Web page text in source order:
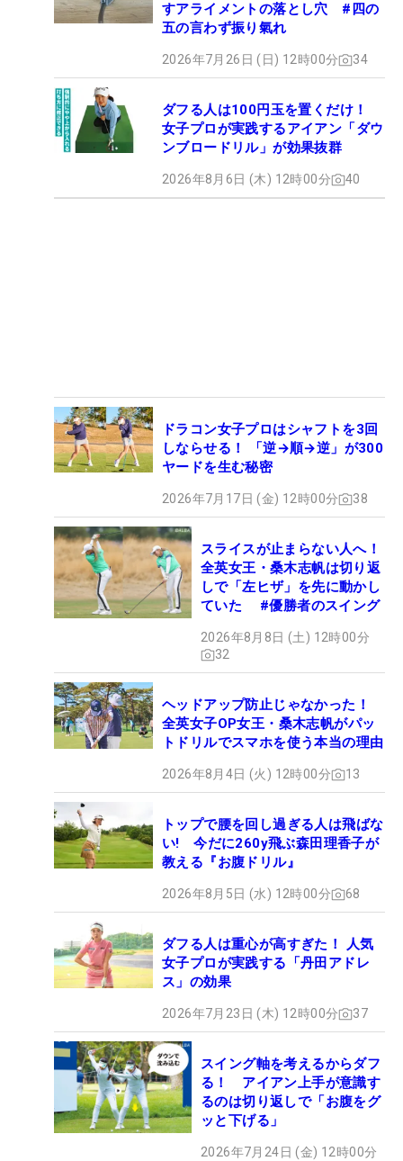
すアライメントの落とし穴 #四の
五の言わず振り氣れ
2026年7月26日 (日) 12時00分 34
ダフる人は100円玉を置くだけ！
女子プロが実践するアイアン「ダウ
ンブロードリル」が効果抜群
2026年8月6日 (木) 12時00分 40
ドラコン女子プロはシャフトを3回
しならせる！ 「逆→順→逆」が300
ヤードを生む秘密
2026年7月17日 (金) 12時00分 38
スライスが止まらない人へ！
全英女王・桑木志帆は切り返
しで「左ヒザ」を先に動かし
ていた #優勝者のスイング
2026年8月8日 (土) 12時00分
32
ヘッドアップ防止じゃなかった！
全英女子OP女王・桑木志帆がパッ
トドリルでスマホを使う本当の理由
2026年8月4日 (火) 12時00分 13
トップで腰を回し過ぎる人は飛ばな
い! 今だに260y飛ぶ森田理香子が
教える『お腹ドリル』
2026年8月5日 (水) 12時00分 68
ダフる人は重心が高すぎた！ 人気
女子プロが実践する「丹田アドレ
ス」の効果
2026年7月23日 (木) 12時00分 37
スイング軸を考えるからダフ
る！ アイアン上手が意識す
るのは切り返しで「お腹をグ
ッと下げる」
2026年7月24日 (金) 12時00分